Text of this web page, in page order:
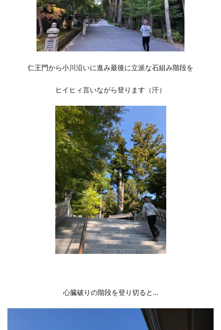
仁王門から小川沿いに進み最後に立派な石組み階段を
ヒイヒィ言いながら登ります（汗）
心臓破りの階段を登り切ると…